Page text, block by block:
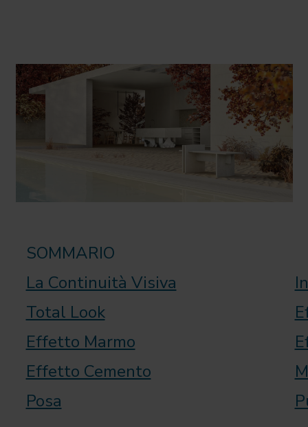
SOMMARIO
La Continuità Visiva
Total Look
Effetto Marmo
Effetto Cemento
Posa